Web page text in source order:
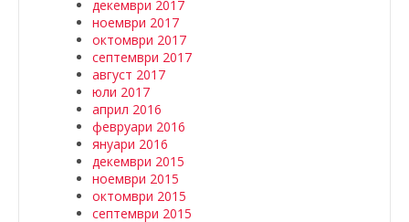
декември 2017
ноември 2017
октомври 2017
септември 2017
август 2017
юли 2017
април 2016
февруари 2016
януари 2016
декември 2015
ноември 2015
октомври 2015
септември 2015